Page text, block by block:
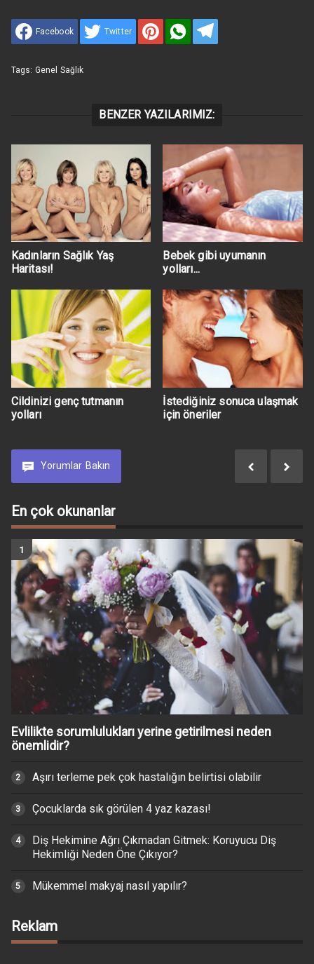
Facebook Twitter
Tags: Genel Sağlık
BENZER YAZILARIMIZ:
Kadınların Sağlık Yaş
Haritası!
Bebek gibi uyumanın
yolları...
Cildinizi genç tutmanın
yolları
İstediğiniz sonuca ulaşmak
için öneriler
Yorumlar Bakın
En çok okunanlar
Evlilikte sorumlulukları yerine getirilmesi neden
önemlidir?
Aşırı terleme pek çok hastalığın belirtisi olabilir
Çocuklarda sık görülen 4 yaz kazası!
Diş Hekimine Ağrı Çıkmadan Gitmek: Koruyucu Diş
Hekimliği Neden Öne Çıkıyor?
Mükemmel makyaj nasıl yapılır?
Reklam